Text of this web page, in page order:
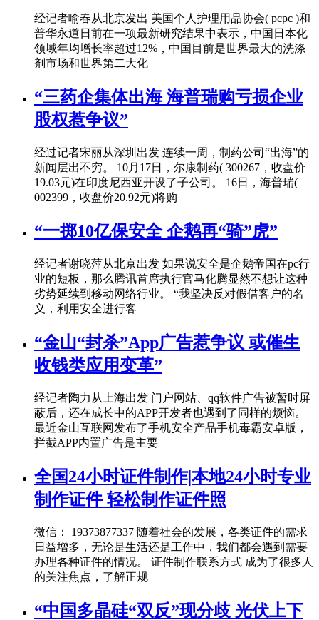
经记者喻春从北京发出 美国个人护理用品协会( pcpc )和
普华永道日前在一项最新研究结果中表示，中国日本化
领域年均增长率超过12%，中国目前是世界最大的洗涤
剂市场和世界第二大化
“三药企集体出海 海普瑞购亏损企业
股权惹争议”
经过记者宋丽从深圳出发 连续一周，制药公司“出海”的
新闻层出不穷。 10月17日，尔康制药( 300267，收盘价
19.03元)在印度尼西亚开设了子公司。 16日，海普瑞(
002399，收盘价20.92元)将购
“一掷10亿保安全 企鹅再“骑”虎”
经记者谢晓萍从北京出发 如果说安全是企鹅帝国在pc行
业的短板，那么腾讯首席执行官马化腾显然不想让这种
劣势延续到移动网络行业。 “我坚决反对假借客户的名
义，利用安全进行客
“金山“封杀”App广告惹争议 或催生
收钱类应用变革”
经记者陶力从上海出发 门户网站、qq软件广告被暂时屏
蔽后，还在成长中的APP开发者也遇到了同样的烦恼。
最近金山互联网发布了手机安全产品手机毒霸安卓版，
拦截APP内置广告是主要
全国24小时证件制作|本地24小时专业
制作证件 轻松制作证件照
微信： 19373877337 随着社会的发展，各类证件的需求
日益增多，无论是生活还是工作中，我们都会遇到需要
办理各种证件的情况。 证件制作联系方式 成为了很多人
的关注焦点，了解正规
“中国多晶硅“双反”现分歧 光伏上下